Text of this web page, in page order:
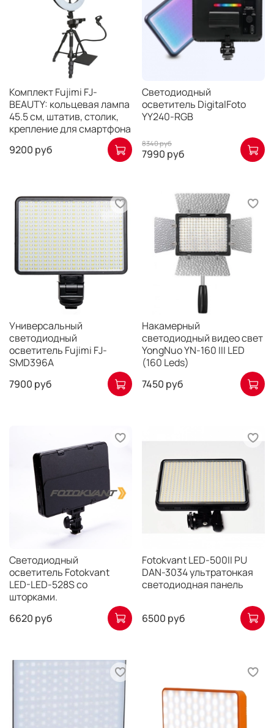
Комплект Fujimi FJ-
BEAUTY: кольцевая лампа
45.5 см, штатив, столик,
крепление для смартфона
9200 руб
Светодиодный
осветитель DigitalFoto
YY240-RGB
8340 руб
7990 руб
Универсальный
светодиодный
осветитель Fujimi FJ-
SMD396A
7900 руб
Накамерный
светодиодный видео свет
YongNuo YN-160 III LED
(160 Leds)
7450 руб
Светодиодный
осветитель Fotokvant
LED-LED-528S со
шторками.
6620 руб
Fotokvant LED-500II PU
DAN-3034 ультратонкая
светодиодная панель
6500 руб